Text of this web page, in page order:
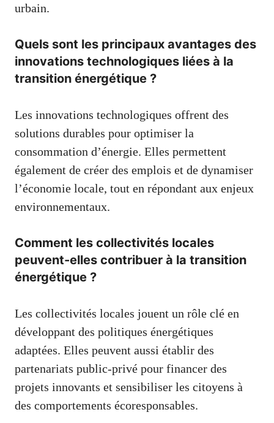
urbain.
Quels sont les principaux avantages des
innovations technologiques liées à la
transition énergétique ?
Les innovations technologiques offrent des
solutions durables pour optimiser la
consommation d’énergie. Elles permettent
également de créer des emplois et de dynamiser
l’économie locale, tout en répondant aux enjeux
environnementaux.
Comment les collectivités locales
peuvent-elles contribuer à la transition
énergétique ?
Les collectivités locales jouent un rôle clé en
développant des politiques énergétiques
adaptées. Elles peuvent aussi établir des
partenariats public-privé pour financer des
projets innovants et sensibiliser les citoyens à
des comportements écoresponsables.